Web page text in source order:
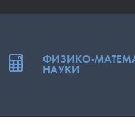
ФИЗИКО-
НАУКИ